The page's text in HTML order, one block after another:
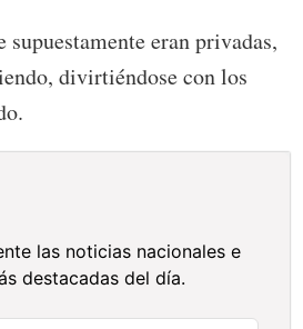
supuestamente eran privadas,
divirtiéndose con los
las noticias nacionales e
destacadas del día.